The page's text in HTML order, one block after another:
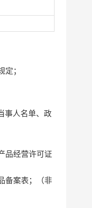
；
事人名单、政
品经营许可证
案表； （非